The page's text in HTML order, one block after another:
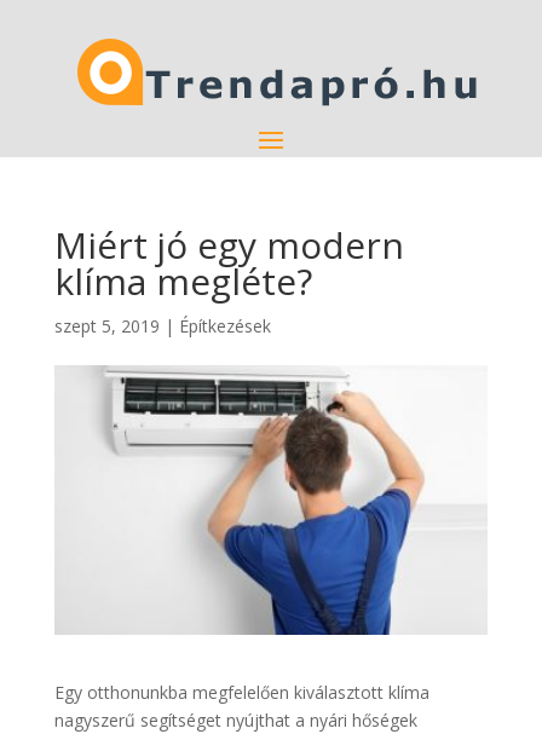
Miért jó egy modern
klíma megléte?
szept 5, 2019 | Építkezések
Egy otthonunkba megfelelően kiválasztott klíma
nagyszerű segítséget nyújthat a nyári hőségek